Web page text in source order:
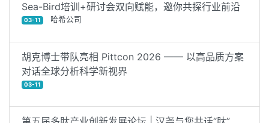
Sea-Bird培训+研讨会双向赋能，邀你共探行业前沿
03-11 哈希公司
胡克博士带队亮相 Pittcon 2026 —— 以高品质方案
对话全球分析科学新视界
03-11